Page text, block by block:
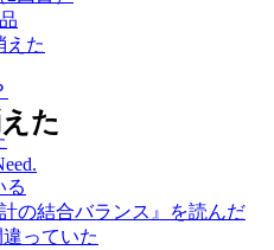
えた
る
の結合バランス』を読んだ
っていた
た